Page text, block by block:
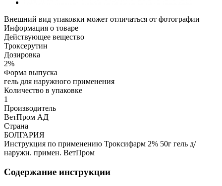
Внешний вид упаковки может отличаться от фотографии
Информация о товаре
Действующее вещество
Троксерутин
Дозировка
2%
Форма выпуска
гель для наружного применения
Количество в упаковке
1
Производитель
ВетПром АД
Страна
БОЛГАРИЯ
Инструкция по применению Троксифарм 2% 50г гель д/
наружн. примен. ВетПром
Содержание инструкции